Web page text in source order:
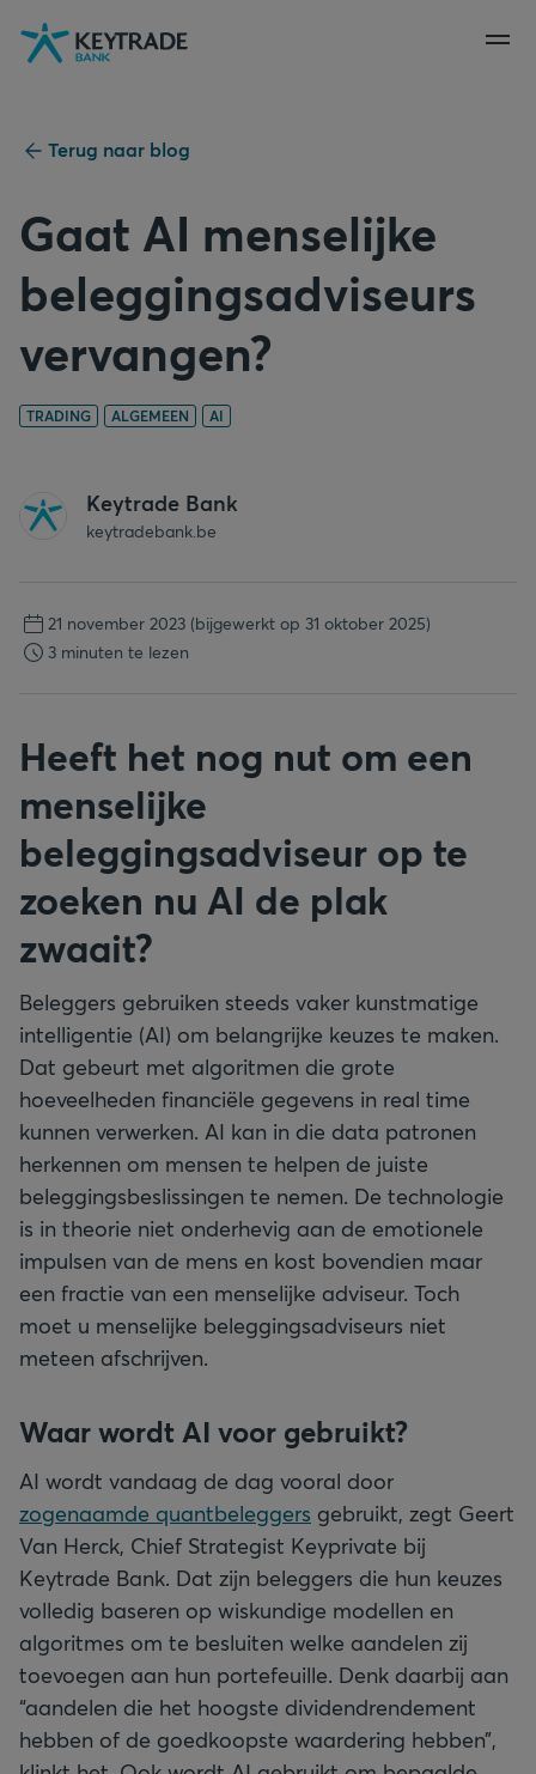
Naar
navigatie
Naar
aanmelden
Naar
inhoud
Terug naar blog
Gaat AI menselijke
beleggingsadviseurs
vervangen?
TRADING ALGEMEEN AI
Keytrade Bank
keytradebank.be
21 november 2023 (bijgewerkt op 31 oktober 2025)
3 minuten te lezen
Heeft het nog nut om een
menselijke
beleggingsadviseur op te
zoeken nu AI de plak
zwaait?
Beleggers gebruiken steeds vaker kunstmatige
intelligentie (AI) om belangrijke keuzes te maken.
Dat gebeurt met algoritmen die grote
hoeveelheden financiële gegevens in real time
kunnen verwerken. AI kan in die data patronen
herkennen om mensen te helpen de juiste
beleggingsbeslissingen te nemen. De technologie
is in theorie niet onderhevig aan de emotionele
impulsen van de mens en kost bovendien maar
een fractie van een menselijke adviseur. Toch
moet u menselijke beleggingsadviseurs niet
meteen afschrijven.
Waar wordt AI voor gebruikt?
AI wordt vandaag de dag vooral door
zogenaamde quantbeleggers gebruikt, zegt Geert
Van Herck, Chief Strategist Keyprivate bij
Keytrade Bank. Dat zijn beleggers die hun keuzes
volledig baseren op wiskundige modellen en
algoritmes om te besluiten welke aandelen zij
toevoegen aan hun portefeuille. Denk daarbij aan
“aandelen die het hoogste dividendrendement
hebben of de goedkoopste waardering hebben”,